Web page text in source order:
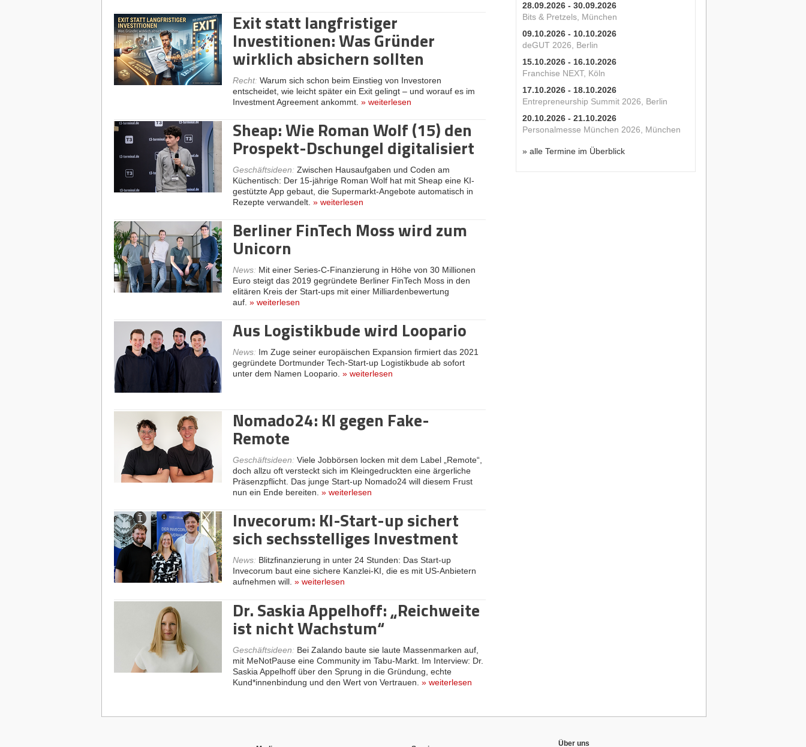
28.09.2026 - 30.09.2026
Bits & Pretzels, München
09.10.2026 - 10.10.2026
deGUT 2026, Berlin
15.10.2026 - 16.10.2026
Franchise NEXT, Köln
17.10.2026 - 18.10.2026
Entrepreneurship Summit 2026, Berlin
20.10.2026 - 21.10.2026
Personalmesse München 2026, München
» alle Termine im Überblick
Exit statt langfristiger
Investitionen: Was Gründer
wirklich absichern sollten
Recht: Warum sich schon beim Einstieg von Investoren
entscheidet, wie leicht später ein Exit gelingt – und worauf es im
Investment Agreement ankommt. » weiterlesen
Sheap: Wie Roman Wolf (15) den
Prospekt-Dschungel digitalisiert
Geschäftsideen: Zwischen Hausaufgaben und Coden am
Küchentisch: Der 15-jährige Roman Wolf hat mit Sheap eine KI-
gestützte App gebaut, die Supermarkt-Angebote automatisch in
Rezepte verwandelt. » weiterlesen
Berliner FinTech Moss wird zum
Unicorn
News: Mit einer Series-C-Finanzierung in Höhe von 30 Millionen
Euro steigt das 2019 gegründete Berliner FinTech Moss in den
elitären Kreis der Start-ups mit einer Milliardenbewertung
auf. » weiterlesen
Aus Logistikbude wird Loopario
News: Im Zuge seiner europäischen Expansion firmiert das 2021
gegründete Dortmunder Tech-Start-up Logistikbude ab sofort
unter dem Namen Loopario. » weiterlesen
Nomado24: KI gegen Fake-
Remote
Geschäftsideen: Viele Jobbörsen locken mit dem Label „Remote“,
doch allzu oft versteckt sich im Kleingedruckten eine ärgerliche
Präsenzpflicht. Das junge Start-up Nomado24 will diesem Frust
nun ein Ende bereiten. » weiterlesen
Invecorum: KI-Start-up sichert
sich sechsstelliges Investment
News: Blitzfinanzierung in unter 24 Stunden: Das Start-up
Invecorum baut eine sichere Kanzlei-KI, die es mit US-Anbietern
aufnehmen will. » weiterlesen
Dr. Saskia Appelhoff: „Reichweite
ist nicht Wachstum“
Geschäftsideen: Bei Zalando baute sie laute Massenmarken auf,
mit MeNotPause eine Community im Tabu-Markt. Im Interview: Dr.
Saskia Appelhoff über den Sprung in die Gründung, echte
Kund*innenbindung und den Wert von Vertrauen. » weiterlesen
Über uns